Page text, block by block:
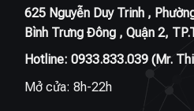
625 Nguyễn Duy Trinh ,
Bình Trưng Đông , Quận 2,
Hotline: 0933.833.039(Mr.
Mở cửa: 8h-22h